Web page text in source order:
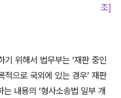
조]
기 위해서 법무부는 ‘재판 중인
적으로 국외에 있는 경우’ 재판
는 내용의 ‘형사소송법 일부 개